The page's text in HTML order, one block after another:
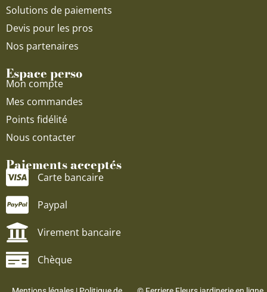
Solutions de paiements
Devis pour les pros
Nos partenaires
Espace perso
Mon compte
Mes commandes
Points fidélité
Nous contacter
Paiements acceptés
Carte bancaire
Paypal
Virement bancaire
Chèque